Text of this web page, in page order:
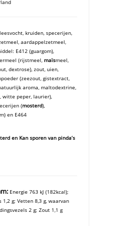
kruiden, specerijen,
aardappelzetmeel,
E412 (guargom),
(rijstmeel, maïsmeel,
dextrose), zout, uien,
(zeezout, gistextract,
aroma, maltodextrine,
witte peper, laurier),
(mosterd),
en E464
en Kan sporen van pinda’s
Energie 763 kJ (182kcal);
g; Vetten 8,3 g, waarvan
2 g; Zout 1,1 g